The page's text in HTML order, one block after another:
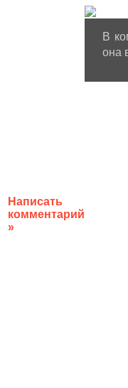
Написать
комментарий
»
В
она